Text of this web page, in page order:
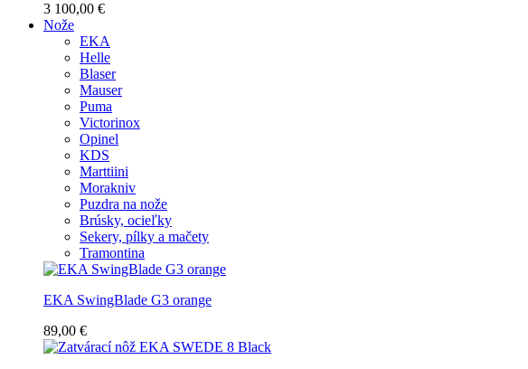
3 100,00 €
Nože
EKA
Helle
Blaser
Mauser
Puma
Victorinox
Opinel
KDS
Marttiini
Morakniv
Puzdra na nože
Brúsky, ocieľky
Sekery, pílky a mačety
Tramontina
EKA SwingBlade G3 orange
89,00 €